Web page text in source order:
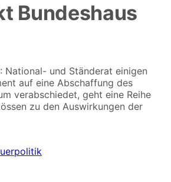
Bundeshaus
National- und Ständerat einigen
auf eine Abschaffung des
verabschiedet, geht eine Reihe
zu den Auswirkungen der